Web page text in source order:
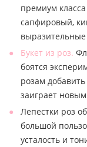
премиум
сапфировый,
выразительные
Букет из роз.
боятся
розам
заиграет
Лепестки роз
большой
усталость и